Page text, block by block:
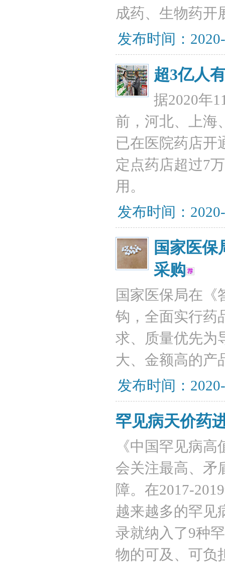
成药、生物药开
发布时间：
超3亿人
据2020年
前，河北、上海
已在医院药店开
定点药店超过7
用。
发布时间：
国家医
采购
国家医保局在《
钩，全面实行药
求、质量优先为
大、金额高的产
发布时间：
罕见病天价药
《中国罕见病
会关注最高、矛
障。在2017-
越来越多的罕见
录就纳入了9种
物的可及、可负